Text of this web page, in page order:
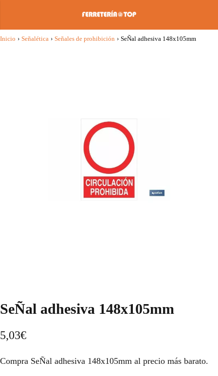
Inicio › Señalética › Señales de prohibición › SeÑal adhesiva 148x105mm
SeÑal adhesiva 148x105mm
5,03€
Compra SeÑal adhesiva 148x105mm al precio más barato.